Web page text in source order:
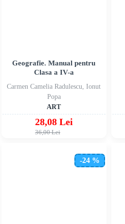
Carmen Camelia Radulescu, Ionut
Popa
ART
Geografie. Manual pentru
Clasa a IV-a
28,08 Lei
36,00 Lei
-24 %